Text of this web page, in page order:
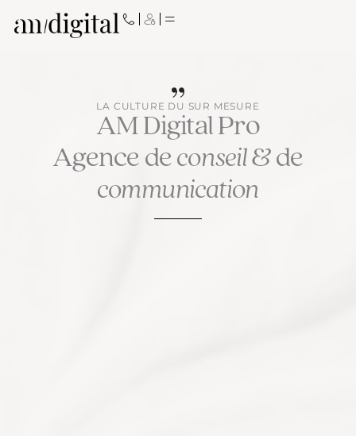
LA CULTURE DU SUR MESURE
AM Digital Pro
Agence deconseil& de
communication